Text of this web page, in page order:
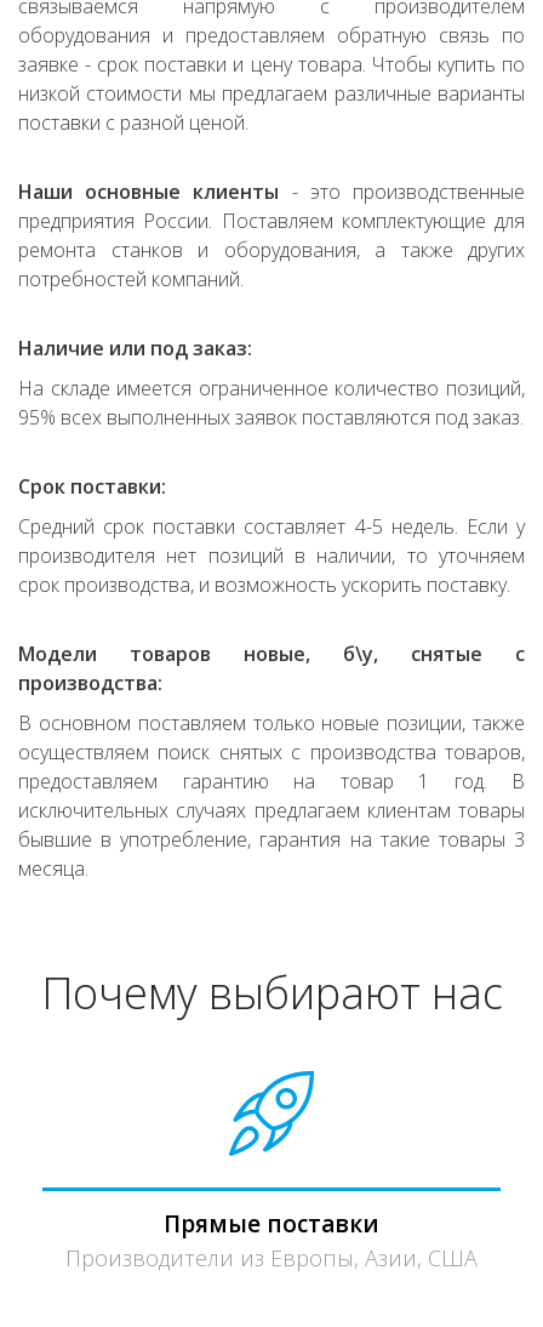
связываемся напрямую с производителем
оборудования и предоставляем обратную связь по
заявке - срок поставки и цену товара. Чтобы купить по
низкой стоимости мы предлагаем различные варианты
поставки с разной ценой.
Наши основные клиенты - это производственные
предприятия России. Поставляем комплектующие для
ремонта станков и оборудования, а также других
потребностей компаний.
Наличие или под заказ:
На складе имеется ограниченное количество позиций,
95% всех выполненных заявок поставляются под заказ.
Срок поставки:
Средний срок поставки составляет 4-5 недель. Если у
производителя нет позиций в наличии, то уточняем
срок производства, и возможность ускорить поставку.
Модели товаров новые, б\у, снятые с
производства:
В основном поставляем только новые позиции, также
осуществляем поиск снятых с производства товаров,
предоставляем гарантию на товар 1 год. В
исключительных случаях предлагаем клиентам товары
бывшие в употребление, гарантия на такие товары 3
месяца.
Почему выбирают нас
Прямые поставки
Производители из Европы, Азии, США